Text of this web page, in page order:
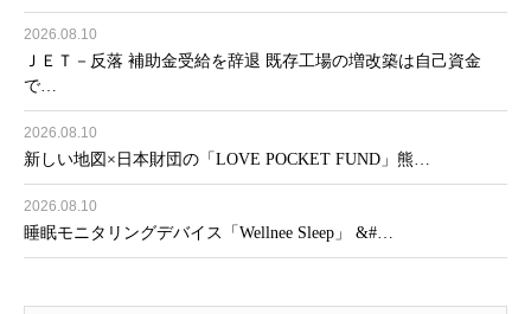
2026.08.10
ＪＥＴ－反落 補助金受給を辞退 既存工場の増改築は自己資金
で…
2026.08.10
新しい地図×日本財団の「LOVE POCKET FUND」熊…
2026.08.10
睡眠モニタリングデバイス「Wellnee Sleep」 &#…